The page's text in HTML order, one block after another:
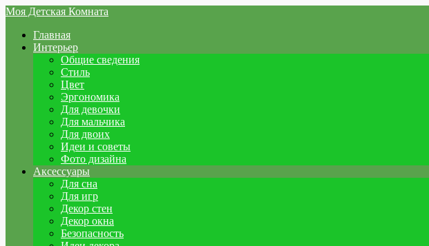
Моя Детская Комната
Главная
Интерьер
Общие сведения
Стиль
Цвет
Эргономика
Для девочки
Для мальчика
Для двоих
Идеи и советы
Фото дизайна
Аксессуары
Для сна
Для игр
Декор стен
Декор окна
Безопасность